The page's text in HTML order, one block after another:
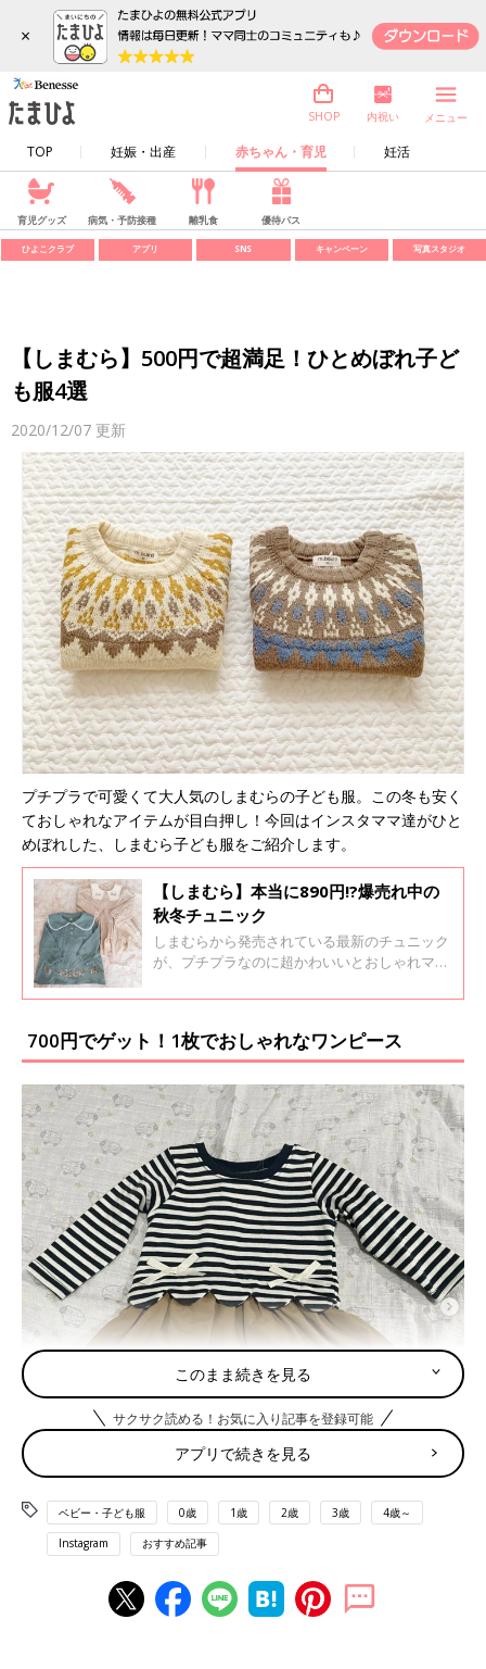
×
TOP 妊娠・出産 赤ちゃん・育児 妊活
SHOP 内祝い メニュー
育児グッズ 病気・予防接種 離乳食 優待パス
ひよこクラブ アプリ SNS キャンペーン 写真スタジオ
【しまむら】500円で超満足！ひとめぼれ子ど
も服4選
2020/12/07 更新
プチプラで可愛くて大人気のしまむらの子ども服。この冬も安く
ておしゃれなアイテムが目白押し！今回はインスタママ達がひと
めぼれした、しまむら子ども服をご紹介します。
【しまむら】本当に890円!?爆売れ中の
秋冬チュニック
しまむらから発売されている最新のチュニック
が、プチプラなのに超かわいいとおしゃれママ
売り切れてしまっていることも多いという、し
稿からご紹介します！
700円でゲット！1枚でおしゃれなワンピース
出典：Instagramアカウント「maciri222」
リボンやふわっとした形のスカートがかわいくて気に入っている
そう。安いから汚れても気にならないのもいいですね♪
このまま続きを見る
サクサク読める！お気に入り記事を登録可能
アプリで続きを見る
ベビー・子ども服 0歳 1歳 2歳 3歳 4歳～
Instagram おすすめ記事